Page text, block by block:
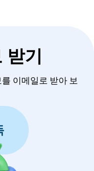
받기
이메일로 받아 보